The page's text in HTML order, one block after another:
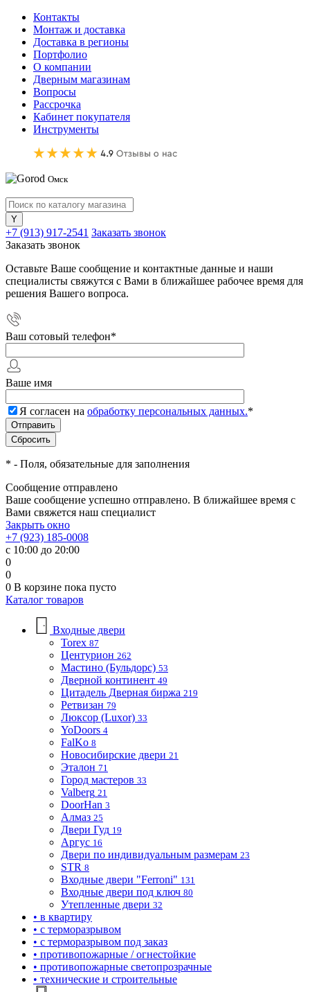
Контакты
Монтаж и доставка
Доставка в регионы
Портфолио
О компании
Дверным магазинам
Вопросы
Рассрочка
Кабинет покупателя
Инструменты
Омск
+7 (913) 917-2541 Заказать звонок
Заказать звонок
Оставьте Ваше сообщение и контактные данные и наши
специалисты свяжутся с Вами в ближайшее рабочее время для
решения Вашего вопроса.
Ваш сотовый телефон*
Ваше имя
Я согласен на обработку персональных данных.*
* - Поля, обязательные для заполнения
Сообщение отправлено
Ваше сообщение успешно отправлено. В ближайшее время с
Вами свяжется наш специалист
Закрыть окно
+7 (923) 185-0008
с 10:00 до 20:00
0
0
0 В корзине пока пусто
Каталог товаров
Входные двери
Torex 87
Центурион 262
Мастино (Бульдорс) 53
Дверной континент 49
Цитадель Дверная биржа 219
Ретвизан 79
Люксор (Luxor) 33
YoDoors 4
FalKo 8
Новосибирские двери 21
Эталон 71
Город мастеров 33
Valberg 21
DoorHan 3
Алмаз 25
Двери Гуд 19
Аргус 16
Двери по индивидуальным размерам 23
STR 8
Входные двери "Ferroni" 131
Входные двери под ключ 80
Утепленные двери 32
• в квартиру
• с терморазрывом
• с терморазрывом под заказ
• противопожарные / огнестойкие
• противопожарные светопрозрачные
• технические и строительные